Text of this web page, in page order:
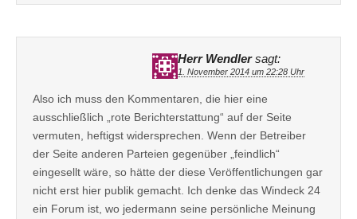
Herr Wendler sagt:
1. November 2014 um 22:28 Uhr
Also ich muss den Kommentaren, die hier eine
ausschließlich „rote Berichterstattung“ auf der Seite
vermuten, heftigst widersprechen. Wenn der Betreiber
der Seite anderen Parteien gegenüber „feindlich“
eingesellt wäre, so hätte der diese Veröffentlichungen gar
nicht erst hier publik gemacht. Ich denke das Windeck 24
ein Forum ist, wo jedermann seine persönliche Meinung